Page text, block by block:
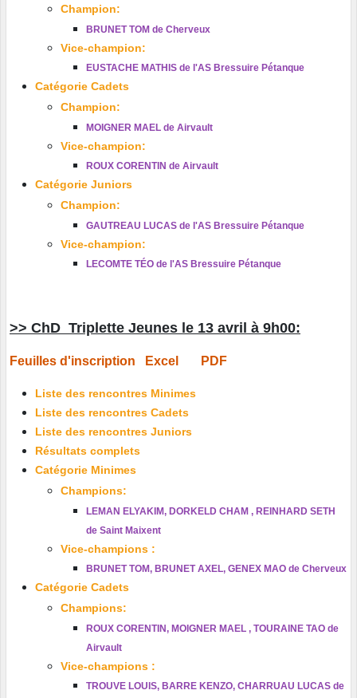
Champion:
BRUNET TOM de Cherveux
Vice-champion:
EUSTACHE MATHIS de l'AS Bressuire Pétanque
Catégorie Cadets
Champion:
MOIGNER MAEL de Airvault
Vice-champion:
ROUX CORENTIN de Airvault
Catégorie Juniors
Champion:
GAUTREAU LUCAS de l'AS Bressuire Pétanque
Vice-champion:
LECOMTE TÉO de l'AS Bressuire Pétanque
>> ChD Triplette Jeunes le 13 avril à 9h00:
Feuilles d'inscription Excel PDF
Liste des rencontres Minimes
Liste des rencontres Cadets
Liste des rencontres Juniors
Résultats complets
Catégorie Minimes
Champions:
LEMAN ELYAKIM, DORKELD CHAM , REINHARD SETH
de Saint Maixent
Vice-champions :
BRUNET TOM, BRUNET AXEL, GENEX MAO de Cherveux
Catégorie Cadets
Champions:
ROUX CORENTIN, MOIGNER MAEL , TOURAINE TAO de
Airvault
Vice-champions :
TROUVE LOUIS, BARRE KENZO, CHARRUAU LUCAS de